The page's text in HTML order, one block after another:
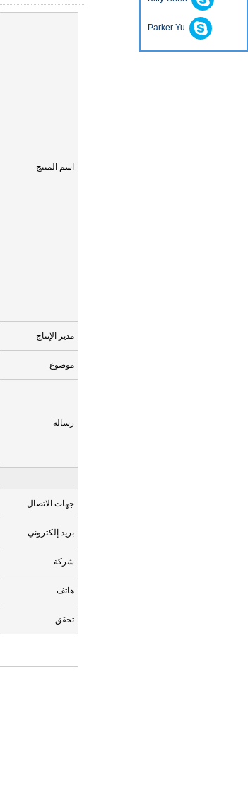
اسم المنتج
مدير الإنتاج
موضوع
رسالة
جهات الاتصال
بريد إلكتروني
شركة
هاتف
تحقق